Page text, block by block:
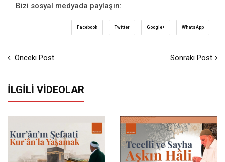
Bizi sosyal medyada paylaşın:
Facebook Twitter Google+ WhatsApp
Önceki Post Sonraki Post
İLGILI VIDEOLAR